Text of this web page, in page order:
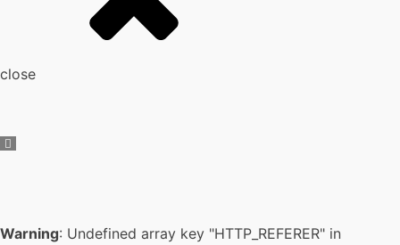
close
Warning: Undefined array key "HTTP_REFERER" in